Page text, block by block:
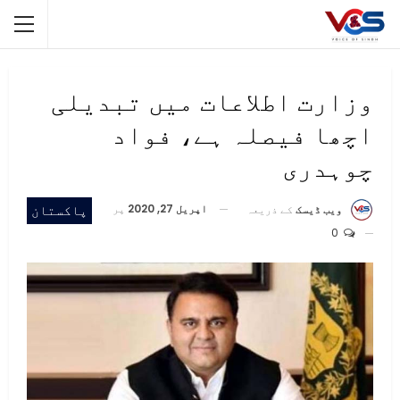
وزارت اطلاعات میں تبدیلی
اچھا فیصلہ ہے، فواد
چوہدری
پاکستان ویب ڈیسک کے ذریعہ اپریل 27, 2020
پر